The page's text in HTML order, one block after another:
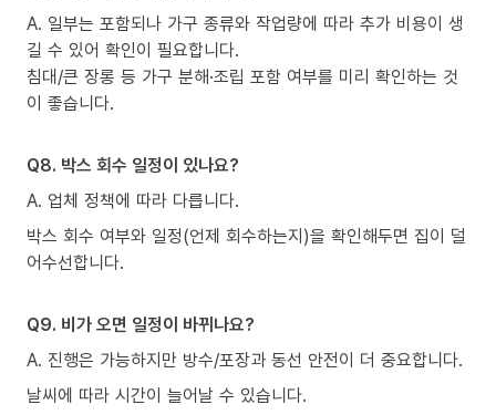
A. 일부는 포함되나 가구 종류와 작업량에 따라 추가 비용이 생
길 수 있어 확인이 필요합니다.
침대/큰 장롱 등 가구 분해·조립 포함 여부를 미리 확인하는 것
이 좋습니다.
Q8. 박스 회수 일정이 있나요?
A. 업체 정책에 따라 다릅니다.
박스 회수 여부와 일정(언제 회수하는지)을 확인해두면 집이 덜
어수선합니다.
Q9. 비가 오면 일정이 바뀌나요?
A. 진행은 가능하지만 방수/포장과 동선 안전이 더 중요합니다.
날씨에 따라 시간이 늘어날 수 있습니다.